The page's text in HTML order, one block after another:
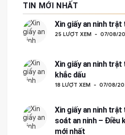
TIN MỚI NHẤT
Xin giấy an ninh trật
25 LƯỢT XEM 07/08/
Xin giấy an ninh
khắc dấu
18 LƯỢT XEM 07/08/
Xin giấy an ninh
soát an ninh – Điều
mới nhất